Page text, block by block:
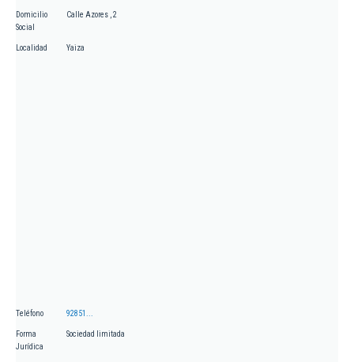
Domicilio
Social
Calle Azores , 2
Localidad Yaiza
Teléfono 92851...
Forma
Jurídica
Sociedad limitada